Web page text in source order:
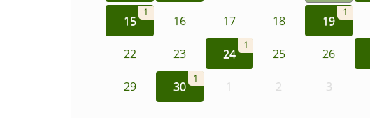
15
1
16 17 18 19
1
22 23 24
1
25 26
29 30
1
1 2 3